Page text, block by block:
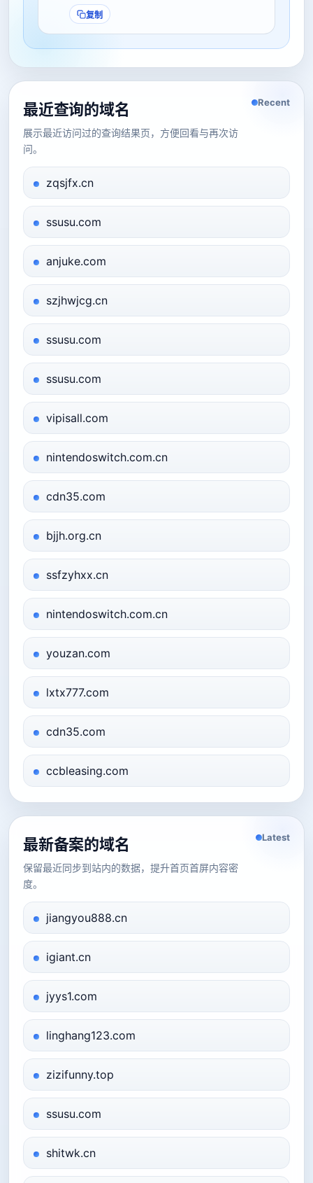
复制
最近查询的域名
展示最近访问过的查询结果页，方便回看与再次访
问。
Recent
zqsjfx.cn
ssusu.com
anjuke.com
szjhwjcg.cn
ssusu.com
ssusu.com
vipisall.com
nintendoswitch.com.cn
cdn35.com
bjjh.org.cn
ssfzyhxx.cn
nintendoswitch.com.cn
youzan.com
lxtx777.com
cdn35.com
ccbleasing.com
最新备案的域名
保留最近同步到站内的数据，提升首页首屏内容密
度。
Latest
jiangyou888.cn
igiant.cn
jyys1.com
linghang123.com
zizifunny.top
ssusu.com
shitwk.cn